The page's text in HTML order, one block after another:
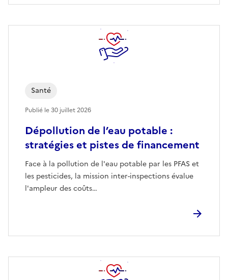
Dépollution de l’eau potable :
stratégies et pistes de financement
Face à la pollution de l'eau potable par les PFAS et
les pesticides, la mission inter-inspections évalue
l'ampleur des coûts…
Santé
Publié le30 juillet 2026